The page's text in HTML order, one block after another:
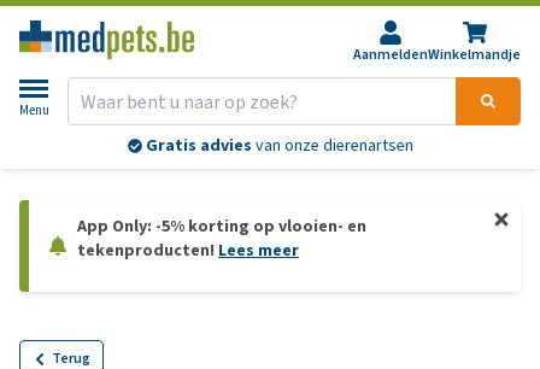
AanmeldenWinkelmandje
Menu
Gratis advies van onze dierenartsen
App Only: -5% korting op vlooien- en
tekenproducten! Lees meer
Terug